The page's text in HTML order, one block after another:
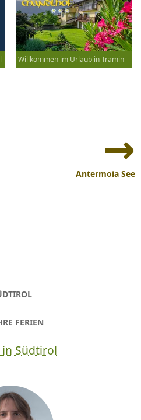
Willkommen im Urlaub in Tramin
Antermoia See
FERIEN
Südtirol